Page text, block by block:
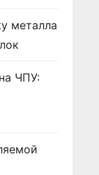
металла
ЧПУ: